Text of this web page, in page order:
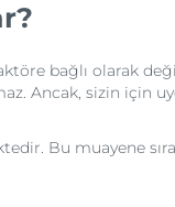
bağlı olarak
Ancak, sizin için
Bu muayene